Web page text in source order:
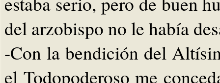
del arzobispo no le había
-Con la bendición del
el Todopoderoso me